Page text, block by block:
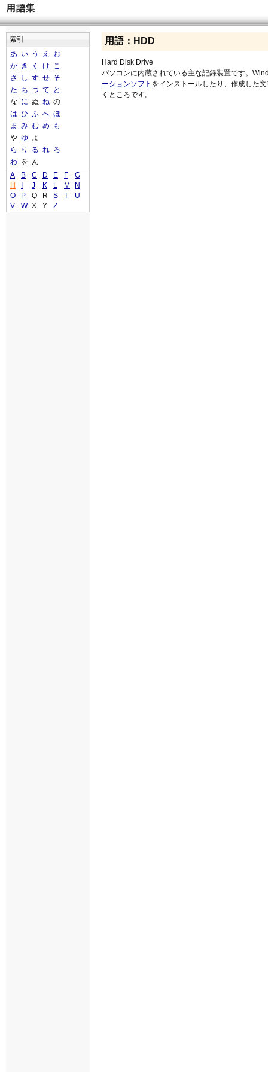
用語：HDD
Hard Disk Drive
パソコンに内蔵されている主な記録装置です。
ーションソフト をインストールしたり、作成した
くところです。
索引
あ い う え
お
か き く け こ
さ
し す せ そ
た ち つ て
と
な に ぬ ね の
は ひ ふ へ ほ
ま
み む め
も
や ゆ よ
ら
り る れ ろ
わ を ん
A
B C D E F
G
H
J K L M
N
O
P Q R S T
U
V
W X Y Z